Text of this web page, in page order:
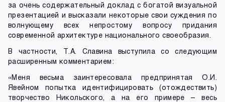
за очень содержательный доклад с богатой визуальной
презентацией и высказали некоторые свои суждения по
волнующему всех непростому вопросу придания
современной архитектуре национального своеобразия.
В частности, Т.А. Славина выступила со следующим
расширенным комментарием:
«Меня весьма заинтересовала предпринятая О.И.
Явейном попытка идентифицировать (отождествить)
творчество Никольского, а на его примере – весь